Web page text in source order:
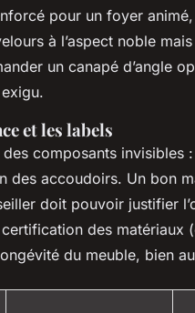
pour un foyer
à l’aspect noble
un canapé d’angle
et les labels
composants invisibles
des accoudoirs. Un bon
doit pouvoir justifier
des matériaux
du meuble, bien